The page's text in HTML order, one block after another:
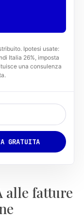
Ipotesi usate:
Italia 26%, imposta
una consulenza
GRATUITA
alle fatture